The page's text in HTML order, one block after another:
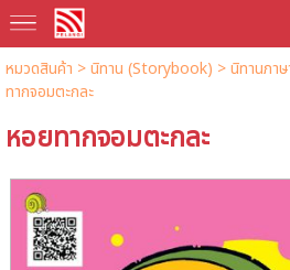
หมวดสินค้า >นิทาน (Storybook) >นิทานภาษ
ทากจอมตะกละ
หอยทากจอมตะกละ